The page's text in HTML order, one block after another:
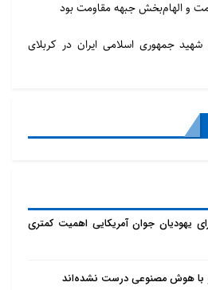
و الهام‌بخش جبهه مقاومت بود
جمهوری اسلامی ایران در کربلای
یهودیان جوان آمریکایی اهمیت کمتری
با هوش مصنوعی درست نشده‌اند